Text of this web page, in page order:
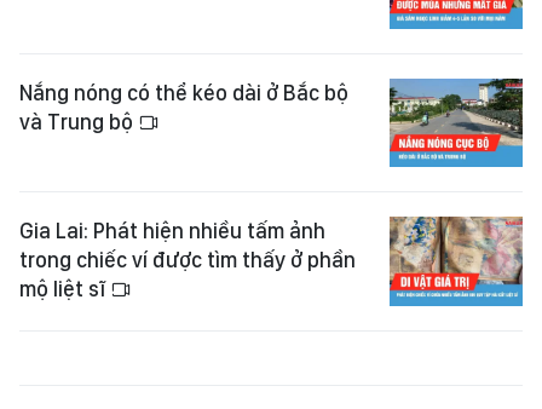
Nắng nóng có thể kéo dài ở Bắc bộ
và Trung bộ
Gia Lai: Phát hiện nhiều tấm ảnh
trong chiếc ví được tìm thấy ở phần
mộ liệt sĩ